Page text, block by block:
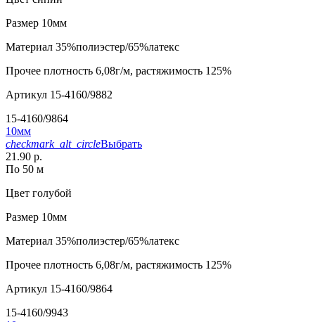
Размер 10мм
Материал 35%полиэстер/65%латекс
Прочее плотность 6,08г/м, растяжимость 125%
Артикул 15-4160/9882
15-4160/9864
10мм
checkmark_alt_circleВыбрать
21.90 р.
По 50 м
Цвет голубой
Размер 10мм
Материал 35%полиэстер/65%латекс
Прочее плотность 6,08г/м, растяжимость 125%
Артикул 15-4160/9864
15-4160/9943